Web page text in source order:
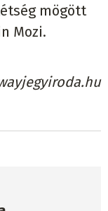
mögött
Mozi.